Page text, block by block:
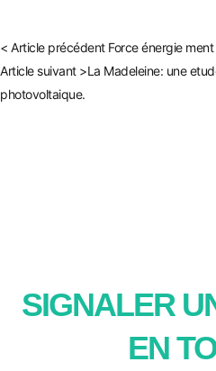
< Article précédent Force énergie
Article suivant >La Madeleine: une
photovoltaique.
SIGNALER
EN